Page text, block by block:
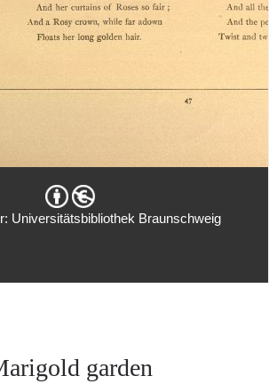
Universitätsbibliothek Braunschweig
garden